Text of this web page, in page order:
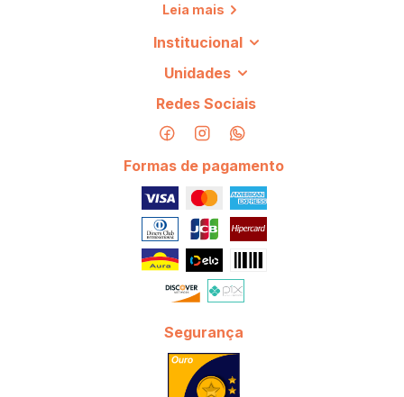
Leia mais
Institucional
Unidades
Redes Sociais
Formas de pagamento
Segurança